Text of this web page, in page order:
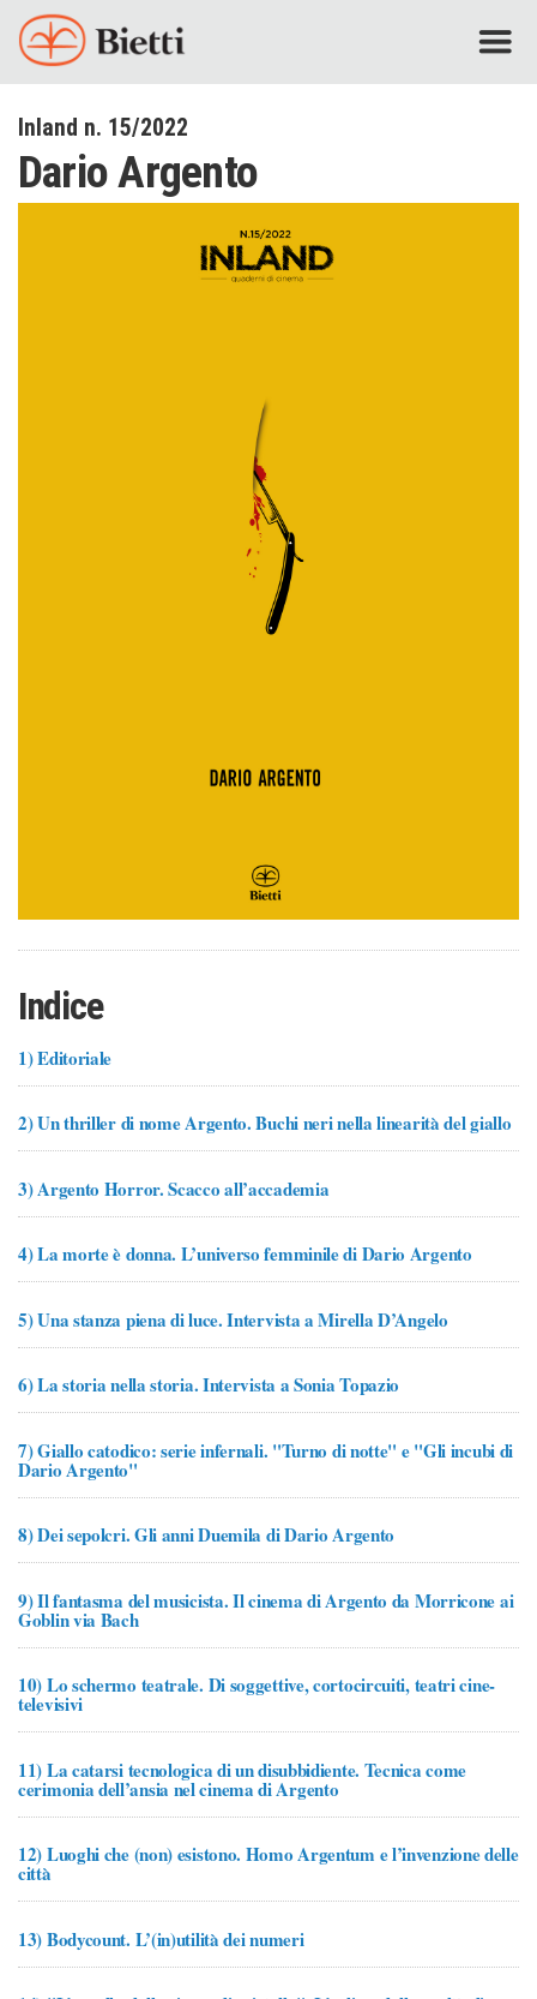
Inland n. 15/2022
Dario Argento
Indice
1)Editoriale
2)Un thriller di nome Argento. Buchi neri nella linearità del giallo
3)Argento Horror. Scacco all’accademia
4)La morte è donna. L’universo femminile di Dario Argento
5)Una stanza piena di luce. Intervista a Mirella D’Angelo
6)La storia nella storia. Intervista a Sonia Topazio
7)Giallo catodico: serie infernali. "Turno di notte" e "Gli incubi di
Dario Argento"
8)Dei sepolcri. Gli anni Duemila di Dario Argento
9)Il fantasma del musicista. Il cinema di Argento da Morricone ai
Goblin via Bach
10)Lo schermo teatrale. Di soggettive, cortocircuiti, teatri cine-
televisivi
11)La catarsi tecnologica di un disubbidiente. Tecnica come
cerimonia dell’ansia nel cinema di Argento
12)Luoghi che (non) esistono. Homo Argentum e l’invenzione delle
città
13)Bodycount. L’(in)utilità dei numeri